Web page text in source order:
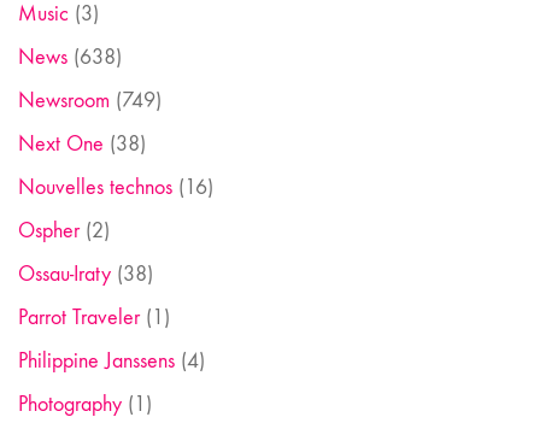
Music (3)
News (638)
Newsroom (749)
Next One (38)
Nouvelles technos (16)
Ospher(2)
Ossau-Iraty (38)
Parrot Traveler(1)
Philippine Janssens (4)
Photography (1)